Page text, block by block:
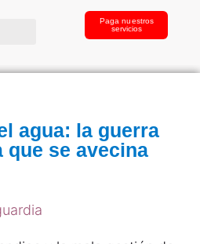
Paga nuestros
servicios
agua: la guerra
que se avecina